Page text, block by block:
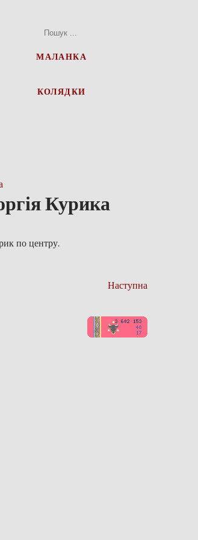
МАЛАНКА
КОЛЯДКИ
Курика
по центру.
Наступна